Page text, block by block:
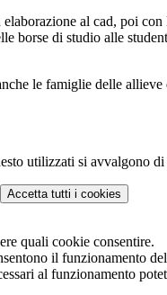
al cad, poi
borse di studio alle
le famiglie delle
utilizzati si avvalgono
Accetta tutti i cookies
quali cookie consentire.
il funzionamento
al funzionamento